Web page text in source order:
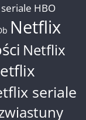
HBO
Netflix
Netflix
seriale